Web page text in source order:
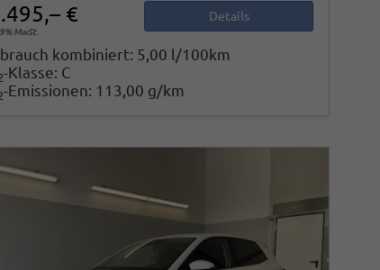
€
MwSt.
Details
kombiniert: 5,00 l/100km
-Klasse: C
-Emissionen: 113,00 g/km